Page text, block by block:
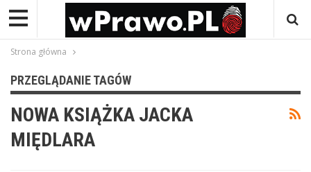
Strona główna
PRZEGLĄDANIE TAGÓW
NOWA KSIĄŻKA JACKA
MIĘDLARA